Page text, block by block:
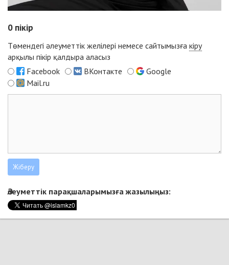
0 пікір
Төмендегі әлеуметтік желілері немесе сайтымызға кіру
арқылы пікір қалдыра аласыз
Facebook
ВКонтакте
Google
Mail.ru
Әлеуметтік парақшаларымызға жазылыңыз: